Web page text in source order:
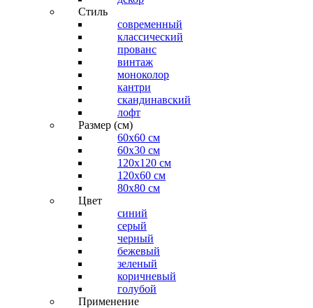
Стиль
современный
классический
прованс
винтаж
моноколор
кантри
скандинавский
лофт
Размер (см)
60х60 см
60x30 см
120x120 см
120x60 см
80x80 см
Цвет
синий
серый
черный
бежевый
зеленый
коричневый
голубой
Применение